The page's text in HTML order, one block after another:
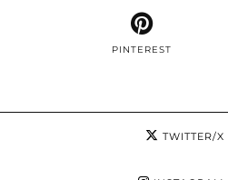
PINTEREST
TWITTER/X